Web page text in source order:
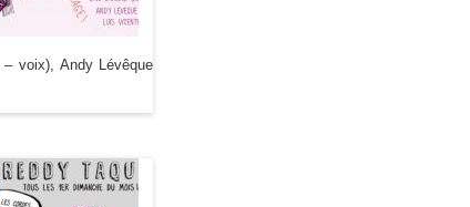
voix), Andy Lévêque